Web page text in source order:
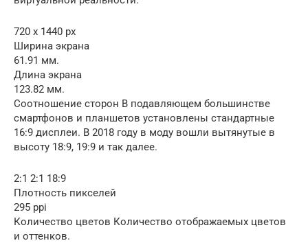
720 x 1440 px
Ширина экрана
61.91 мм.
Длина экрана
123.82 мм.
Соотношение сторон В подавляющем большинстве
смартфонов и планшетов установлены стандартные
16:9 дисплеи. В 2018 году в моду вошли вытянутые в
высоту 18:9, 19:9 и так далее.
2:1 2:1 18:9
Плотность пикселей
295 ppi
Количество цветов Количество отображаемых цветов
и оттенков.